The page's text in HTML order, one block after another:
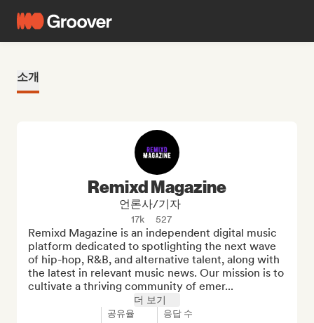
소개
Remixd Magazine
언론사/기자
17k 527
Remixd Magazine is an independent digital music
platform dedicated to spotlighting the next wave
of hip-hop, R&B, and alternative talent, along with
the latest in relevant music news. Our mission is to
cultivate a thriving community of emer...
더 보기
공유율 응답 수